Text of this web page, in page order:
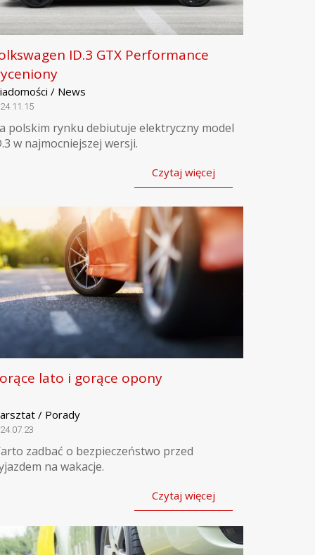
ID.3 GTX Performance
/ News
polskim rynku debiutuje elektryczny model
w najmocniejszej wersji.
Czytaj więcej
lato i gorące opony
/ Porady
zadbać o bezpieczeństwo przed
na wakacje.
Czytaj więcej